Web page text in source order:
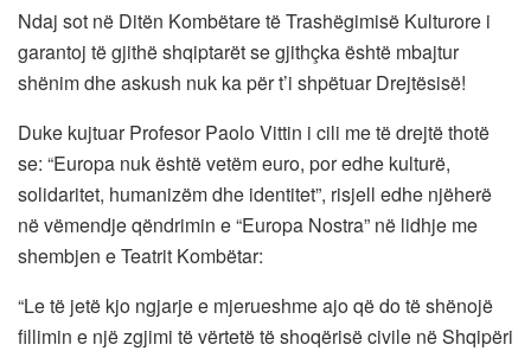
Ndaj sot në Ditën Kombëtare të Trashëgimisë Kulturore i
garantoj të gjithë shqiptarët se gjithçka është mbajtur
shënim dhe askush nuk ka për t’i shpëtuar Drejtësisë!
Duke kujtuar Profesor Paolo Vittin i cili me të drejtë thotë
se: “Europa nuk është vetëm euro, por edhe kulturë,
solidaritet, humanizëm dhe identitet”, risjell edhe njëherë
në vëmendje qëndrimin e “Europa Nostra” në lidhje me
shembjen e Teatrit Kombëtar:
“Le të jetë kjo ngjarje e mjerueshme ajo që do të shënojë
fillimin e një zgjimi të vërtetë të shoqërisë civile në Shqipëri